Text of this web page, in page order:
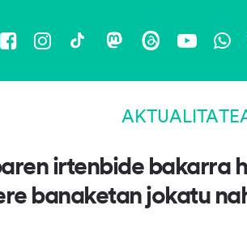
Facebook
Instagram
TikTokMastodon
Threads
irtenbide bakarra
banaketan jokatu